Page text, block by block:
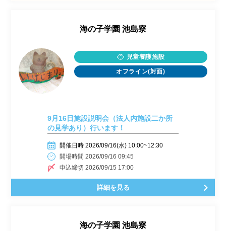
海の子学園 池島寮
児童養護施設
オフライン(対面)
9月16日施設説明会（法人内施設二か所
の見学あり）行います！
開催日時 2026/09/16(水) 10:00~12:30
開場時間 2026/09/16 09:45
申込締切 2026/09/15 17:00
詳細を見る
海の子学園 池島寮